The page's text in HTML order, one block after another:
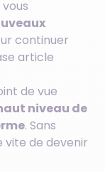
continuer
article
de vue
niveau de
. Sans
vite de devenir